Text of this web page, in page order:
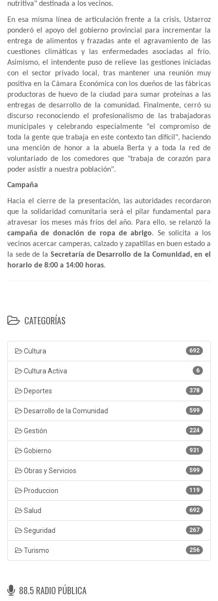
nutritiva" destinada a los vecinos.
En esa misma línea de articulación frente a la crisis, Ustarroz
ponderó el apoyo del gobierno provincial para incrementar la
entrega de alimentos y frazadas ante el agravamiento de las
cuestiones climáticas y las enfermedades asociadas al frío.
Asimismo, el intendente puso de relieve las gestiones iniciadas
con el sector privado local, tras mantener una reunión muy
positiva en la Cámara Económica con los dueños de las fábricas
productoras de huevo de la ciudad para sumar proteínas a las
entregas de desarrollo de la comunidad. Finalmente, cerró su
discurso reconociendo el profesionalismo de las trabajadoras
municipales y celebrando especialmente "el compromiso de
toda la gente que trabaja en este contexto tan difícil", haciendo
una mención de honor a la abuela Berta y a toda la red de
voluntariado de los comedores que "trabaja de corazón para
poder asistir a nuestra población".
Campaña
Hacia el cierre de la presentación, las autoridades recordaron
que la solidaridad comunitaria será el pilar fundamental para
atravesar los meses más fríos del año. Para ello, se relanzó la
campaña de donación de ropa de abrigo. Se solicita a los
vecinos acercar camperas, calzado y zapatillas en buen estado a
la sede de la Secretaría de Desarrollo de la Comunidad, en el
horario de 8:00 a 14:00 horas.
CATEGORÍAS
692
Cultura
6
Cultura Activa
378
Deportes
599
Desarrollo de la Comunidad
224
Gestión
931
Gobierno
599
Obras y Servicios
119
Produccion
692
Salud
267
Seguridad
256
Turismo
88.5 RADIO PÚBLICA